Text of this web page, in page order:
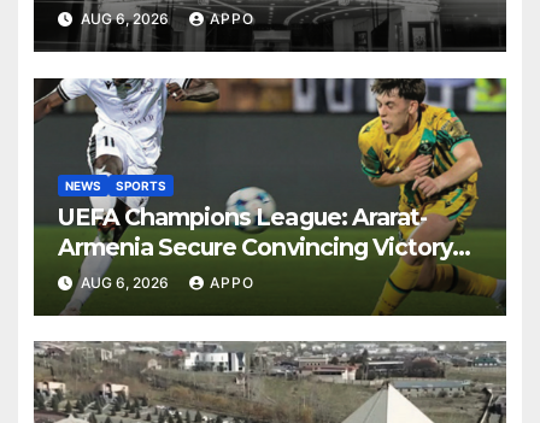
AUG 6, 2026 APPO
NEWS SPORTS
UEFA Champions League: Ararat-
Armenia Secure Convincing Victory
Over Shamrock Rovers 2-0
AUG 6, 2026 APPO